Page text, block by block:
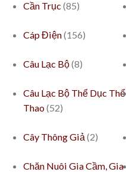
Cần Trục(85)
Cáp Điện(156)
Câu Lạc Bộ(8)
Câu Lạc Bộ Thể Dục Thể
Thao(52)
Cây Thông Giả (2)
Chăn Nuôi Gia Cầm, Gia